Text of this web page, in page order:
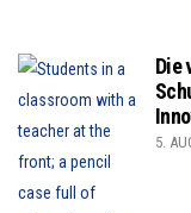
Die
5.